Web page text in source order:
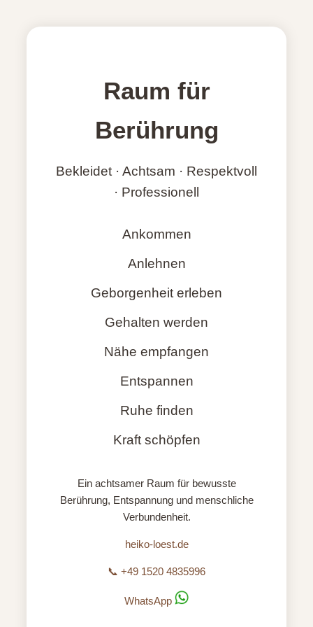
Raum für
Berührung
Bekleidet · Achtsam · Respektvoll
· Professionell
Ankommen
Anlehnen
Geborgenheit erleben
Gehalten werden
Nähe empfangen
Entspannen
Ruhe finden
Kraft schöpfen
Ein achtsamer Raum für bewusste
Berührung, Entspannung und menschliche
Verbundenheit.
heiko-loest.de
📞 +49 1520 4835996
WhatsApp